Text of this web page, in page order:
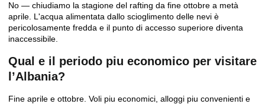
No — chiudiamo la stagione del rafting da fine ottobre a metà
aprile. L'acqua alimentata dallo scioglimento delle nevi è
pericolosamente fredda e il punto di accesso superiore diventa
inaccessibile.
Qual e il periodo piu economico per visitare
l’Albania?
Fine aprile e ottobre. Voli piu economici, alloggi piu convenienti e